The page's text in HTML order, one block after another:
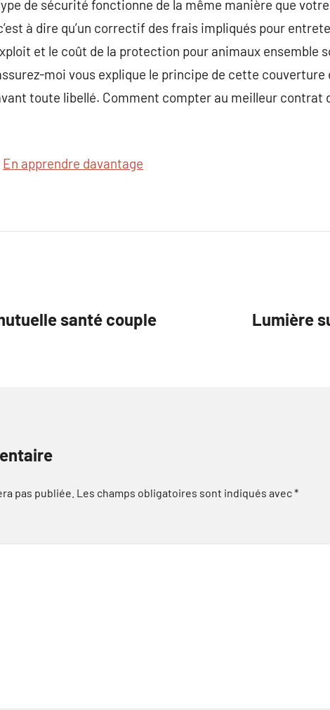
de sécurité fonctionne de la même manière que
à dire qu’un correctif des frais impliqués pour
et le coût de la protection pour animaux ensemble
moi vous explique le principe de cette
toute libellé. Comment compter au meilleur contrat
En apprendre davantage
santé couple Lumière
pas publiée. Les champs obligatoires sont indiqués avec*